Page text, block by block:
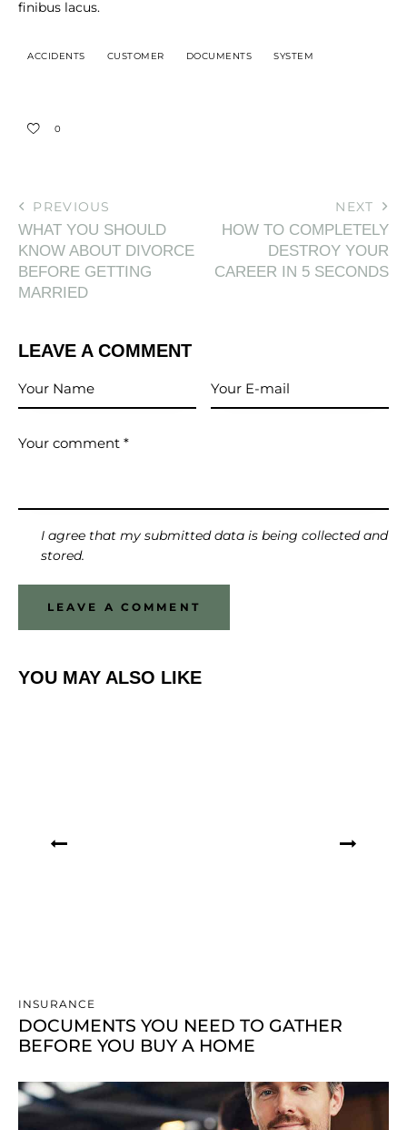
finibus lacus.
ACCIDENTS CUSTOMER DOCUMENTS SYSTEM
0
PREVIOUS
WHAT YOU SHOULD
KNOW ABOUT DIVORCE
BEFORE GETTING
MARRIED
NEXT
HOW TO COMPLETELY
DESTROY YOUR
CAREER IN 5 SECONDS
LEAVE A COMMENT
I agree that my submitted data is being collected and
stored.
YOU MAY ALSO LIKE
INSURANCE
DOCUMENTS YOU NEED TO GATHER
BEFORE YOU BUY A HOME